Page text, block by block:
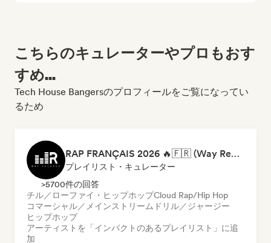
こちらのキュレーターやプロもおす
すめ...
Tech House Bangersのプロフィールをご覧になってい
るため
RAP FRANÇAIS 2026 🔥🇫🇷 (Way Records)
プレイリスト・キュレーター
>5700件の回答
チル／ローファイ・ヒップホップCloud Rap/Hip Hop
コマーシャル／メインストリーム ドリル／ジャージー
ヒップホップ
アーティストを「インパクトのあるプレイリスト」に追
加